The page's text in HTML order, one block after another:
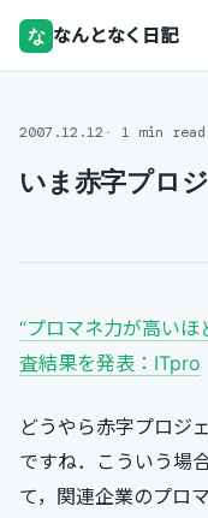
な なんとなく日記
2007.12.12 1 min read
いま赤字プロ
“プロマネ力が高い
査結果を発表：ITpro
どうやら赤字プロジ
ですね．こういう場
て，関連企業のプロ